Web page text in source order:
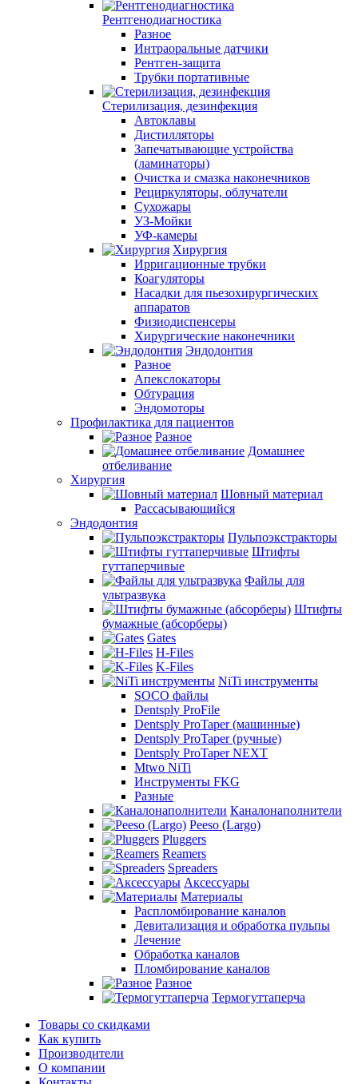
Рентгенодиагностика
Разное
Интраоральные датчики
Рентген-защита
Трубки портативные
Стерилизация, дезинфекция
Автоклавы
Дистилляторы
Запечатывающие устройства
(ламинаторы)
Очистка и смазка наконечников
Рециркуляторы, облучатели
Сухожары
УЗ-Мойки
УФ-камеры
Хирургия
Ирригационные трубки
Коагуляторы
Насадки для пьезохирургических
аппаратов
Физиодиспенсеры
Хирургические наконечники
Эндодонтия
Разное
Апекслокаторы
Обтурация
Эндомоторы
Профилактика для пациентов
Разное
Домашнее
отбеливание
Хирургия
Шовный материал
Рассасывающийся
Эндодонтия
Пульпоэкстракторы
Штифты
гуттаперчивые
Файлы для
ультразвука
Штифты
бумажные (абсорберы)
Gates
H-Files
K-Files
NiTi инструменты
SOCO файлы
Dentsply ProFile
Dentsply ProTaper (машинные)
Dentsply ProTaper (ручные)
Dentsply ProTaper NEXT
Mtwo NiTi
Инструменты FKG
Разные
Каналонаполнители
Peeso (Largo)
Pluggers
Reamers
Spreaders
Аксессуары
Материалы
Распломбирование каналов
Девитализация и обработка пульпы
Лечение
Обработка каналов
Пломбирование каналов
Разное
Термогуттаперча
Товары со скидками
Как купить
Производители
О компании